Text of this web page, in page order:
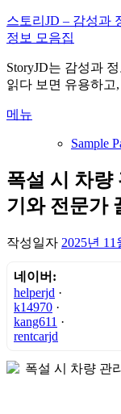
내
용
로
바
가
스토리JD – 감성과
정보 모음집
StoryJD는 감성과
읽다 보면 유용하고
메뉴
Sample
폭설 시 차량
기와 전문가
작성일자 2025년 11
네이버:
helperjd ·
k14970 ·
kang611 ·
rentcarjd